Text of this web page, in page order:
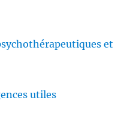
et
utiles